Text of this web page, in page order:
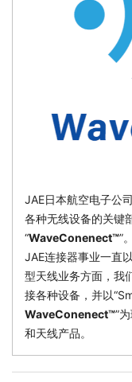
JAE日本航空电子公
各种无线设备的关
“WaveConenect™”。
JAE连接器事业一直
型天线业务方面，我
接各种设备，并以
WaveConenect™”
和天线产品。